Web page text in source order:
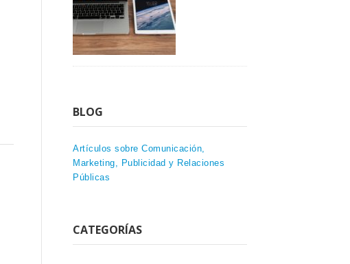
BLOG
Artículos sobre Comunicación,
Marketing, Publicidad y Relaciones
Públicas
CATEGORÍAS